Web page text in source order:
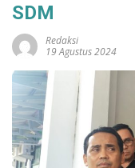
SDM
Redaksi
19 Agustus 2024